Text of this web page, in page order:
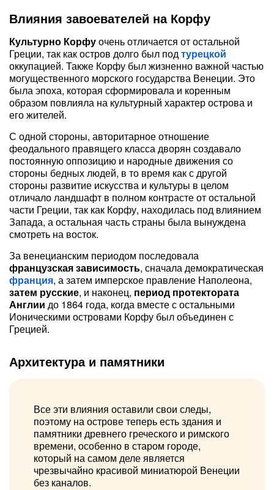
Влияния завоевателей на Корфу
Культурно Корфуочень отличается от остальной
Греции, так как остров долго был подтурецкой
оккупацией. Также Корфу был жизненно важной частью
могущественного морского государства Венеции. Это
была эпоха, которая сформировала и коренным
образом повлияла на культурный характер острова и
его жителей.
С одной стороны, авторитарное отношение
феодального правящего класса дворян создавало
постоянную оппозицию и народные движения со
стороны бедных людей, в то время как с другой
стороны развитие искусства и культуры в целом
отличало ландшафт в полном контрасте от остальной
части Греции, так как Корфу, находилась под влиянием
Запада, а остальная часть страны была вынуждена
смотреть на восток.
За венецианским периодом последовала
французская зависимость, сначала демократическая
франция, а затем имперское правление Наполеона,
затем русские, и наконец, период протектората
Англии до 1864 года, когда вместе с остальными
Ионическими островами Корфу был объединен с
Грецией.
Архитектура и памятники
Все эти влияния оставили свои следы,
поэтому на острове теперь есть здания и
памятники древнего греческого и римского
времени, особенно в старом городе,
который на самом деле является
чрезвычайно красивой миниатюрой Венеции
без каналов.